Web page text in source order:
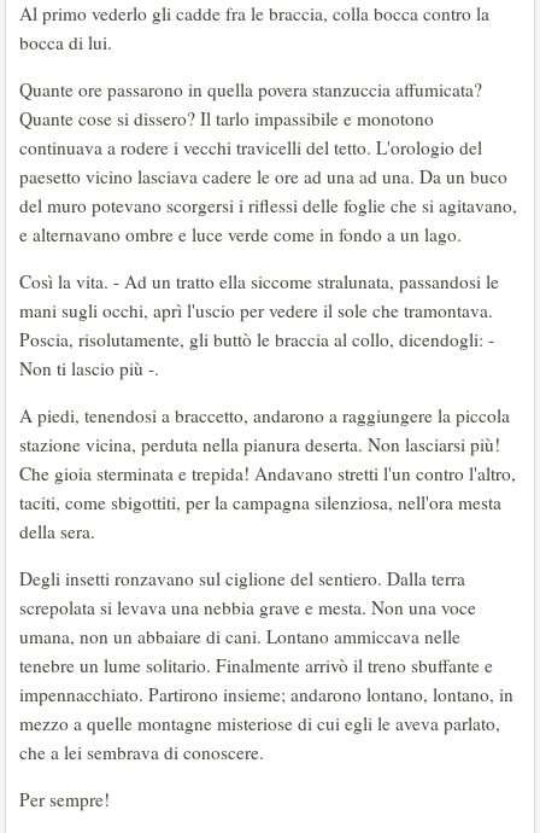
Al primo vederlo gli cadde fra le braccia, colla bocca contro la
bocca di lui.
Quante ore passarono in quella povera stanzuccia affumicata?
Quante cose si dissero? Il tarlo impassibile e monotono
continuava a rodere i vecchi travicelli del tetto. L'orologio del
paesetto vicino lasciava cadere le ore ad una ad una. Da un buco
del muro potevano scorgersi i riflessi delle foglie che si agitavano,
e alternavano ombre e luce verde come in fondo a un lago.
Così la vita. - Ad un tratto ella siccome stralunata, passandosi le
mani sugli occhi, aprì l'uscio per vedere il sole che tramontava.
Poscia, risolutamente, gli buttò le braccia al collo, dicendogli: -
Non ti lascio più -.
A piedi, tenendosi a braccetto, andarono a raggiungere la piccola
stazione vicina, perduta nella pianura deserta. Non lasciarsi più!
Che gioia sterminata e trepida! Andavano stretti l'un contro l'altro,
taciti, come sbigottiti, per la campagna silenziosa, nell'ora mesta
della sera.
Degli insetti ronzavano sul ciglione del sentiero. Dalla terra
screpolata si levava una nebbia grave e mesta. Non una voce
umana, non un abbaiare di cani. Lontano ammiccava nelle
tenebre un lume solitario. Finalmente arrivò il treno sbuffante e
impennacchiato. Partirono insieme; andarono lontano, lontano, in
mezzo a quelle montagne misteriose di cui egli le aveva parlato,
che a lei sembrava di conoscere.
Per sempre!